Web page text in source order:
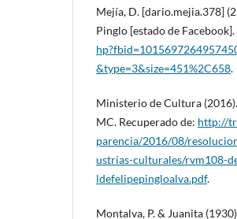
Mejía, D. [dario.mejia.378]
Pinglo [estado de
&type=3&size=451%2C658.
Ministerio de Cultura
MC. Recuperado de: http://
parencia/2016/08/
ustrias-culturales/rvm108-
ldefelipepingloalva.pdf.
Montalva, P. & Juanita